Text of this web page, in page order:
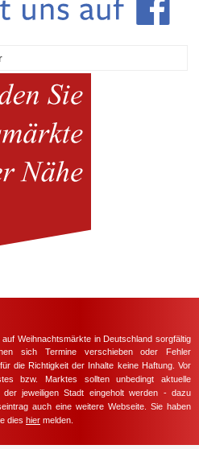
Weihnachtsmärkte in Deutschland sorgfältig
sich Termine verschieben oder Fehler
die Richtigkeit der Inhalte keine Haftung. Vor
bzw. Marktes sollten unbedingt aktuelle
der jeweiligen Stadt eingeholt werden - dazu
auch eine weitere Webseite. Sie haben
dies hier melden.